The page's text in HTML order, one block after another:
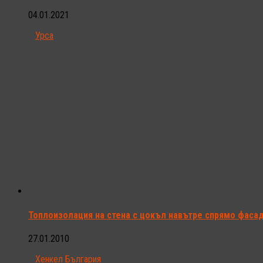
04.01.2021
Урса
Топлоизолация на стена с цокъл навътре спрямо
27.01.2010
Хенкел България